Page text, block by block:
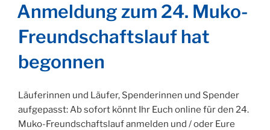
Anmeldung zum 24. Muko-
Freundschaftslauf hat
begonnen
Läuferinnen und Läufer, Spenderinnen und Spender
aufgepasst: Ab sofort könnt Ihr Euch online für den 24.
Muko-Freundschaftslauf anmelden und / oder Eure